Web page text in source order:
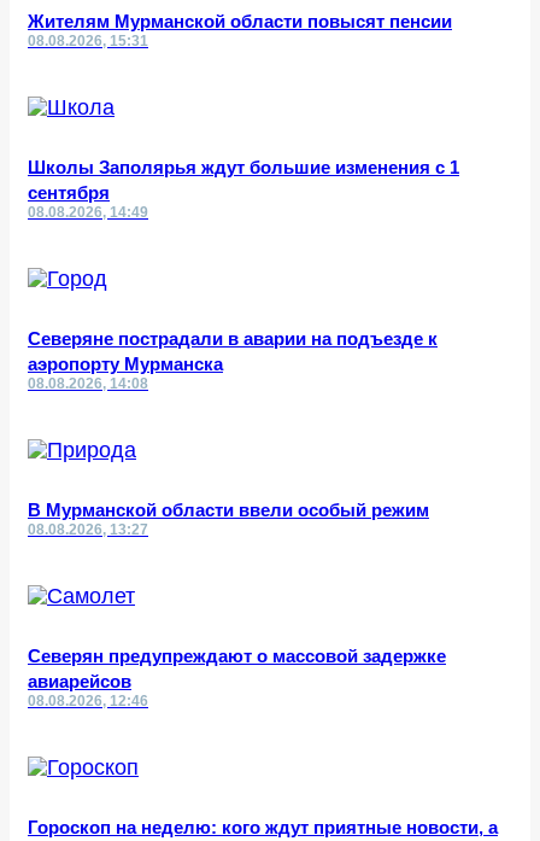
Жителям Мурманской области повысят пенсии
08.08.2026, 15:31
Школы Заполярья ждут большие изменения с 1
сентября
08.08.2026, 14:49
Северяне пострадали в аварии на подъезде к
аэропорту Мурманска
08.08.2026, 14:08
В Мурманской области ввели особый режим
08.08.2026, 13:27
Северян предупреждают о массовой задержке
авиарейсов
08.08.2026, 12:46
Гороскоп на неделю: кого ждут приятные новости, а